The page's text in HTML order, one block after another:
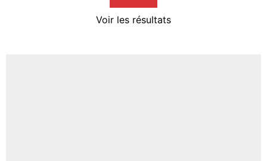
Voir les résultats